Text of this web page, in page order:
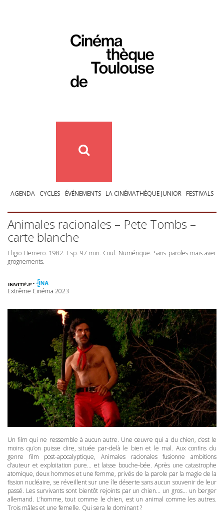
AGENDA CYCLES ÉVÉNEMENTS LA CINÉMATHÈQUE JUNIOR FESTIVALS
Animales racionales – Pete Tombs –
carte blanche
Eligio Herrero. 1982. Esp. 97 min. Coul. Numérique. Sans paroles mais avec
grognements.
Extrême Cinéma 2023
Un film qui ne ressemble à aucun autre. Une œuvre qui a du chien, c’est le
moins qu’on puisse dire, située par-delà le bien et le mal. Aux confins du
genre film post-apocalyptique, Animales racionales fusionne ambitions
d’auteur et exploitation pure… et laisse bouche-bée. Après une catastrophe
atomique, deux hommes et une femme, privés de la parole par la magie de la
fission nucléaire, se réveillent sur une île déserte sans aucun souvenir de leur
passé. Les survivants sont bientôt rejoints par un chien… un gros… un berger
allemand. L’homme, tout comme le chien, est un animal comme les autres.
Trois mâles et une femelle. Qui sera le dominant ?